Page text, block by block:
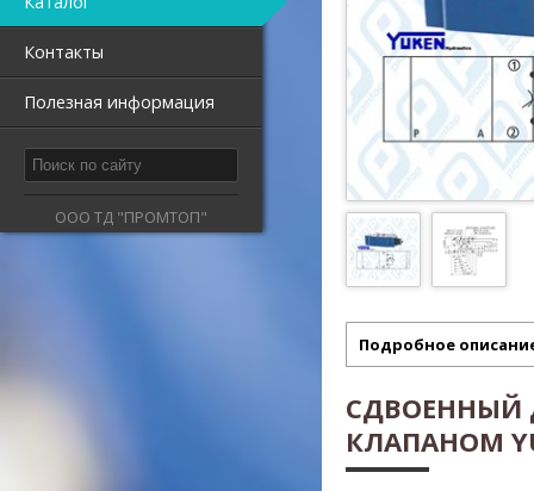
Контакты
Полезная информация
ООО ТД "ПРОМТОП"
Подробное
СДВОЕННЫЙ
КЛАПАНОМ